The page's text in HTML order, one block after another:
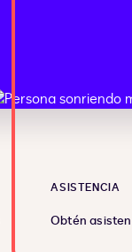
ASISTENCIA
Obtén